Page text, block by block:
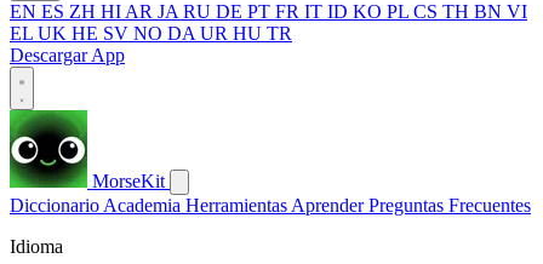
EN ES ZH HI AR JA RU DE PT FR IT ID KO PL CS TH BN VI
EL UK HE SV NO DA UR HU TR
Descargar App
MorseKit
Diccionario Academia Herramientas AprenderPreguntas Frecuentes
Idioma